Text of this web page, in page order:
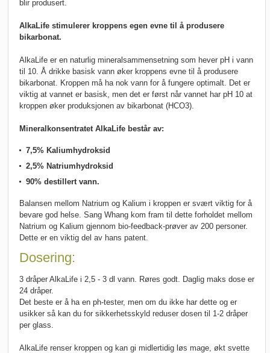
blir produsert.
AlkaLife stimulerer kroppens egen evne til å produsere
bikarbonat.
AlkaLife er en naturlig mineralsammensetning som hever pH i vann
til 10. Å drikke basisk vann øker kroppens evne til å produsere
bikarbonat. Kroppen må ha nok vann for å fungere optimalt. Det er
viktig at vannet er basisk, men det er først når vannet har pH 10 at
kroppen øker produksjonen av bikarbonat (HCO3).
Mineralkonsentratet AlkaLife består av:
7,5% Kaliumhydroksid
2,5% Natriumhydroksid
90% destillert vann.
Balansen mellom Natrium og Kalium i kroppen er svært viktig for å
bevare god helse. Sang Whang kom fram til dette forholdet mellom
Natrium og Kalium gjennom bio-feedback-prøver av 200 personer.
Dette er en viktig del av hans patent.
Dosering:
3 dråper AlkaLife i 2,5 - 3 dl vann. Røres godt. Daglig maks dose er
24 dråper.
Det beste er å ha en ph-tester, men om du ikke har dette og er
usikker så kan du for sikkerhetsskyld reduser dosen til 1-2 dråper
per glass.
AlkaLife renser kroppen og kan gi midlertidig løs mage, økt svette